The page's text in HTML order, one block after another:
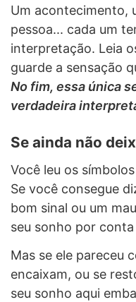
Um acontecimento,
pessoa... cada um
interpretação. Leia
guarde a sensação
No fim, essa única
verdadeira
Se ainda não
Você leu os
Se você consegue
bom sinal ou um
seu sonho por
Mas se ele pareceu
encaixam, ou se
seu sonho aqui